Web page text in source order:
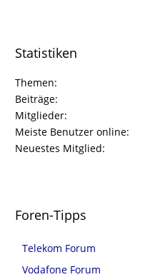
Statistiken
Themen
Beiträge
Mitglieder
Meiste Benutzer online
Neuestes Mitglied
Foren-Tipps
Telekom Forum
Vodafone Forum